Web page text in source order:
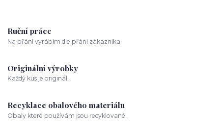
Ruční práce
Na přání vyrábím dle přání zákazníka.
Originální výrobky
Každý kus je originál.
Recyklace obalového materiálu
Obaly které používám jsou recyklované.